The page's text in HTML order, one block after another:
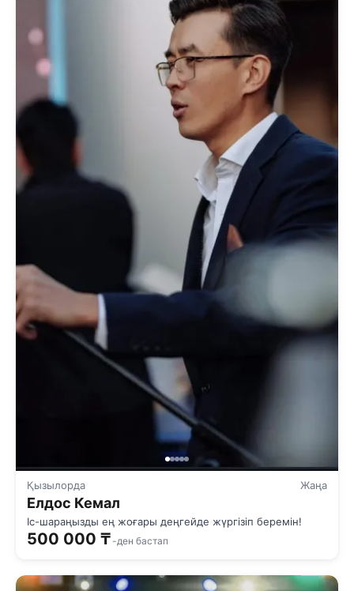
Қызылорда Жаңа
Елдос Кемал
Іс-шараңызды ең жоғары деңгейде жүргізіп беремін!
500 000 ₸ -ден бастап